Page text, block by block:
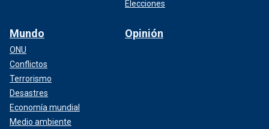
Elecciones
Mundo
ONU
Conflictos
Terrorismo
Desastres
Economía mundial
Medio ambiente
Opinión